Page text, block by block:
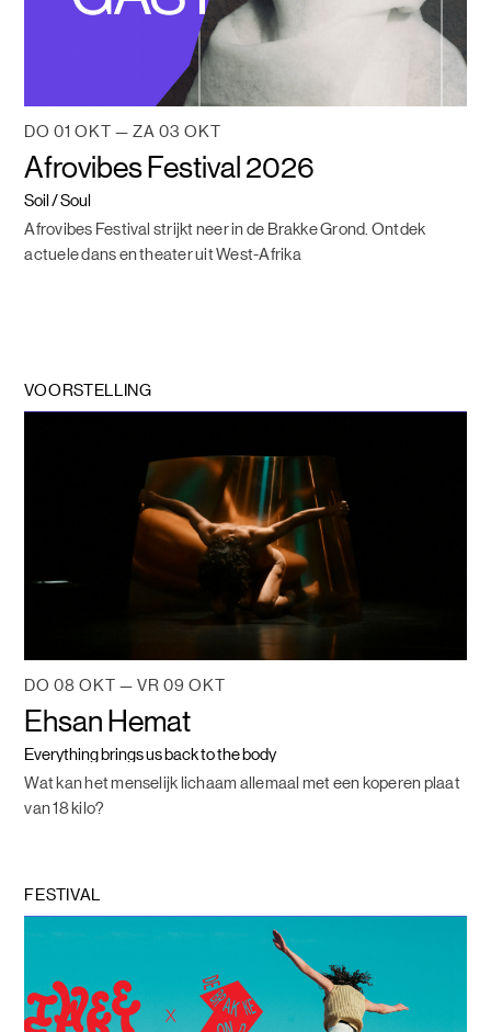
DO 01 OKT — ZA 03 OKT
Afrovibes Festival 2026
Soil / Soul
Afrovibes Festival strijkt neer in de Brakke Grond. Ontdek
actuele dans en theater uit West-Afrika
VOORSTELLING
DO 08 OKT — VR 09 OKT
Ehsan Hemat
Everything brings us back to the body
Wat kan het menselijk lichaam allemaal met een koperen plaat
van 18 kilo?
FESTIVAL